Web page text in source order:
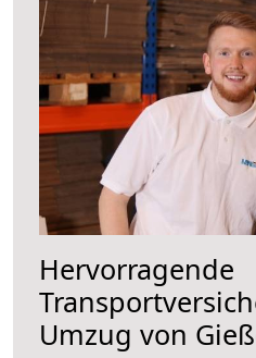
Hervorragende
Umzug von